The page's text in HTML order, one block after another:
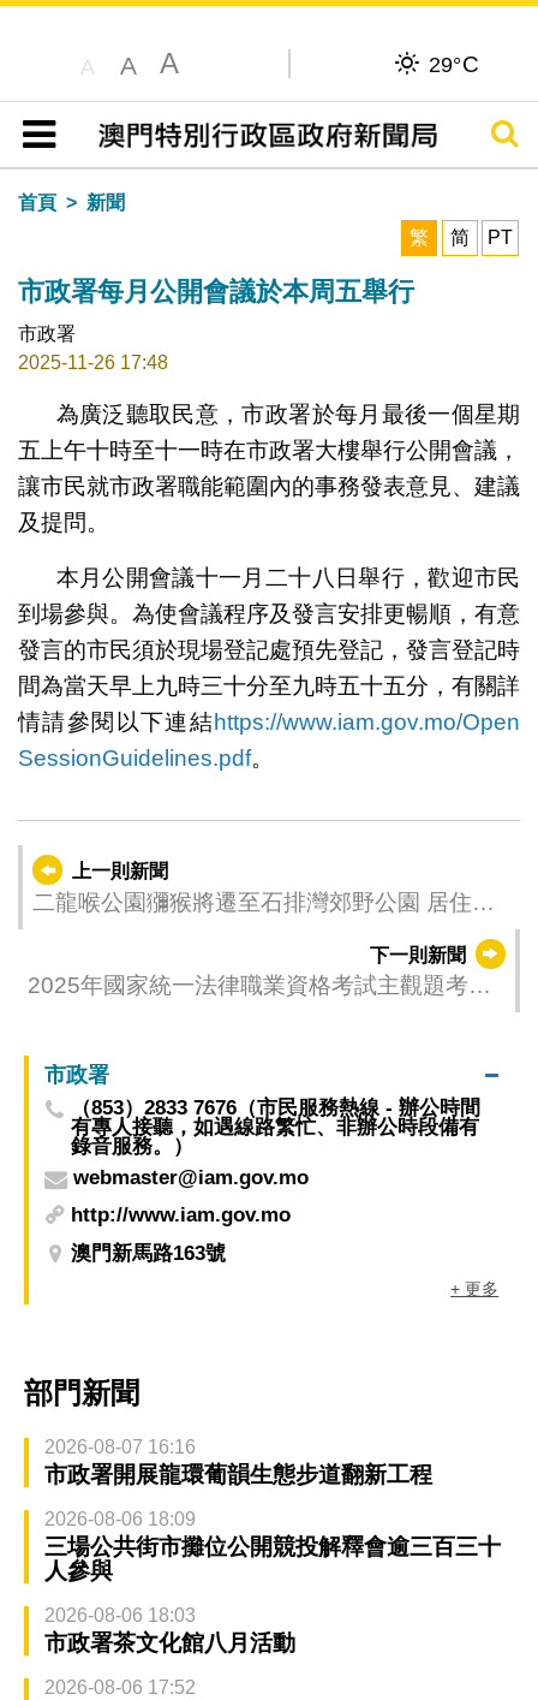
A A A 29°C
目錄
搜尋
首頁
新聞
繁
简 PT
市政署每月公開會議於本周五舉行
市政署
2025-11-26 17:48
為廣泛聽取民意，市政署於每月最後一個星期
五上午十時至十一時在市政署大樓舉行公開會議，
讓市民就市政署職能範圍內的事務發表意見、建議
及提問。
本月公開會議十一月二十八日舉行，歡迎市民
到場參與。為使會議程序及發言安排更暢順，有意
發言的市民須於現場登記處預先登記，發言登記時
間為當天早上九時三十分至九時五十五分，有關詳
情請參閱以下連結https://www.iam.gov.mo/Open
SessionGuidelines.pdf。
上一則新聞
二龍喉公園獼猴將遷至石排灣郊野公園 居住環
下一則新聞
2025年國家統一法律職業資格考試主觀題考試
市政署
（853）2833 7676（市民服務熱線 - 辦公時間
有專人接聽，如遇線路繁忙、非辦公時段備有
錄音服務。）
webmaster@iam.gov.mo
http://www.iam.gov.mo
澳門新馬路163號
+ 更多
部門新聞
2026-08-07 16:16
市政署開展龍環葡韻生態步道翻新工程
2026-08-06 18:09
三場公共街市攤位公開競投解釋會逾三百三十
人參與
2026-08-06 18:03
市政署茶文化館八月活動
2026-08-06 17:52